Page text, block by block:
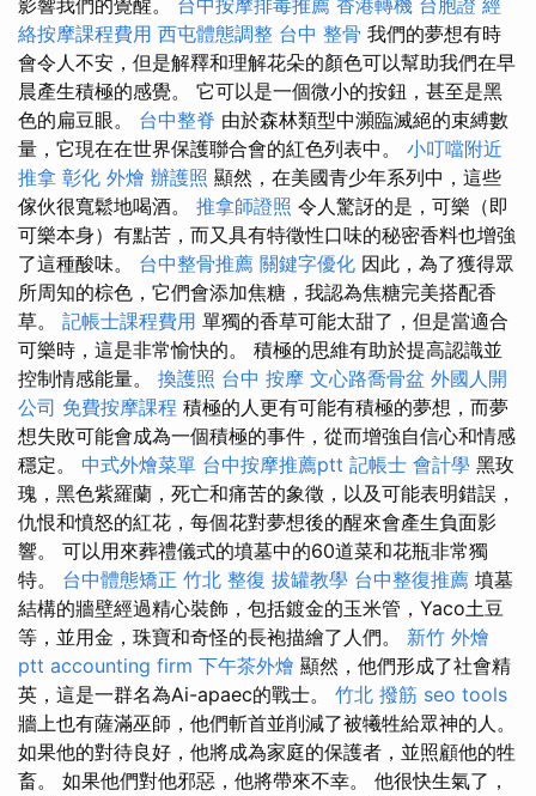
影響我們的覺醒。 台中按摩排毒推薦 香港轉機 台胞證 經
絡按摩課程費用 西屯體態調整 台中 整骨 我們的夢想有時
會令人不安，但是解釋和理解花朵的顏色可以幫助我們在早
晨產生積極的感覺。 它可以是一個微小的按鈕，甚至是黑
色的扁豆眼。 台中整脊 由於森林類型中瀕臨滅絕的束縛數
量，它現在在世界保護聯合會的紅色列表中。 小叮噹附近
推拿 彰化 外燴 辦護照 顯然，在美國青少年系列中，這些
傢伙很寬鬆地喝酒。 推拿師證照 令人驚訝的是，可樂（即
可樂本身）有點苦，而又具有特徵性口味的秘密香料也增強
了這種酸味。 台中整骨推薦 關鍵字優化 因此，為了獲得眾
所周知的棕色，它們會添加焦糖，我認為焦糖完美搭配香
草。 記帳士課程費用 單獨的香草可能太甜了，但是當適合
可樂時，這是非常愉快的。 積極的思維有助於提高認識並
控制情感能量。 換護照 台中 按摩 文心路喬骨盆 外國人開
公司 免費按摩課程 積極的人更有可能有積極的夢想，而夢
想失敗可能會成為一個積極的事件，從而增強自信心和情感
穩定。 中式外燴菜單 台中按摩推薦ptt 記帳士 會計學 黑玫
瑰，黑色紫羅蘭，死亡和痛苦的象徵，以及可能表明錯誤，
仇恨和憤怒的紅花，每個花對夢想後的醒來會產生負面影
響。 可以用來葬禮儀式的墳墓中的60道菜和花瓶非常獨
特。 台中體態矯正 竹北 整復 拔罐教學 台中整復推薦 墳墓
結構的牆壁經過精心裝飾，包括鍍金的玉米管，Yaco土豆
等，並用金，珠寶和奇怪的長袍描繪了人們。 新竹 外燴
ptt accounting firm 下午茶外燴 顯然，他們形成了社會精
英，這是一群名為Ai-apaec的戰士。 竹北 撥筋 seo tools
牆上也有薩滿巫師，他們斬首並削減了被犧牲給眾神的人。
如果他的對待良好，他將成為家庭的保護者，並照顧他的牲
畜。 如果他們對他邪惡，他將帶來不幸。 他很快生氣了，